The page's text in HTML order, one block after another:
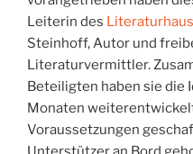
Leiterin des
Steinhoff, Autor und
Literaturvermittler.
Beteiligten haben sie die
Monaten
Voraussetzungen